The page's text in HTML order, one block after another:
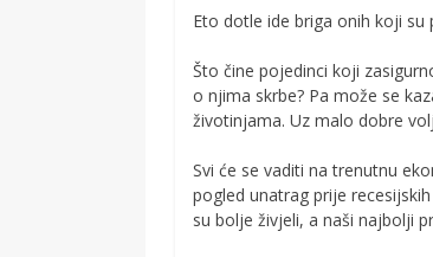
Eto dotle ide briga onih koji
Što čine pojedinci koji
o njima skrbe? Pa može se
životinjama. Uz malo dobre
Svi će se vaditi na trenutnu
pogled unatrag prije
su bolje živjeli, a naši najbolji